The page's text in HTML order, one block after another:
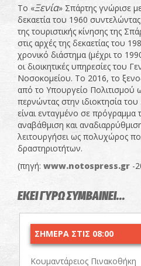
Το «Ξενία» Σπάρτης γνώρισε
δεκαετία του 1960
της τουριστικής κίνησης της
στις αρχές της δεκαετίας του
χρονικό διάστημα (μέχρι το
οι διοικητικές υπηρεσίες του
Νοσοκομείου. Το 2016, το
από το Υπουργείο Πολιτισμού
περνώντας στην ιδιοκτησία
είναι ενταγμένο σε
αναβάθμιση και
λειτουργήσει ως πολυχώρος
δραστηριοτήτων.
(πηγή: www.notospress.gr -
ΕΚΕΙ ΓΥΡΩ ΣΥΜΒΑΙΝΕΙ...
ΣΗΜΕΡΑ ΣΤΙΣ 08:00
Κουμαντάρειος Πινακοθήκη